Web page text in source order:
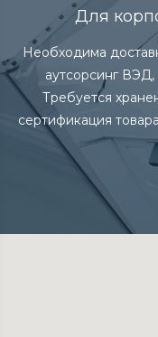
Для
Необходима
аутсорсинг
Требуется
сертификация